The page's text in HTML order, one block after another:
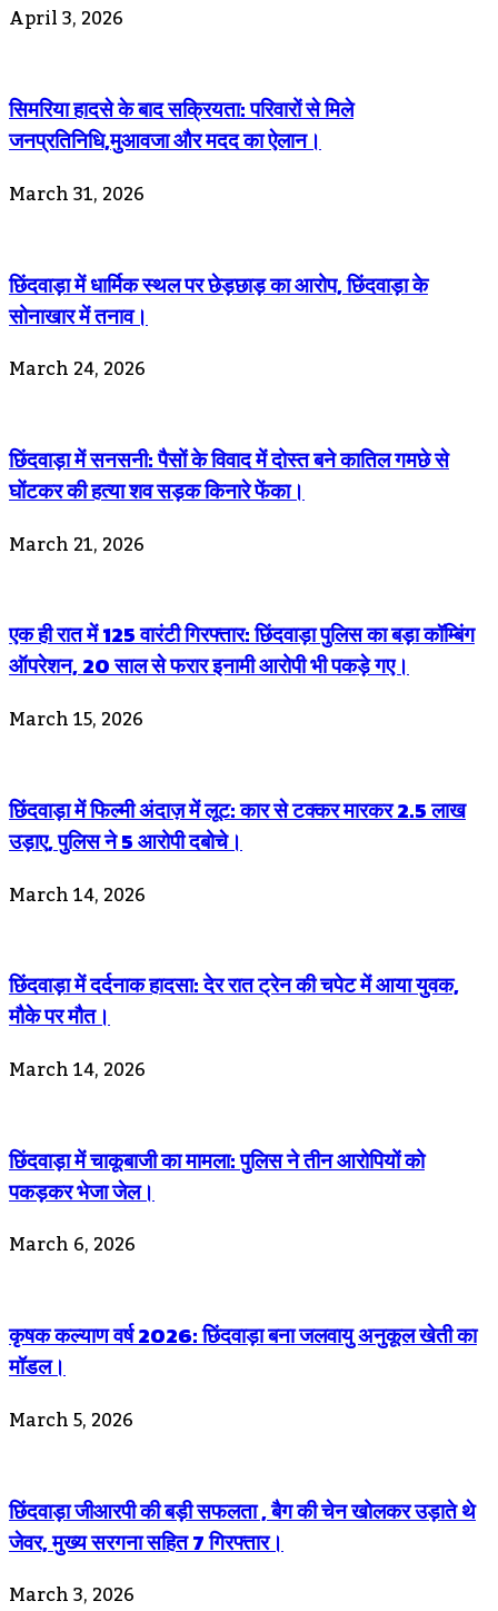
April 3, 2026
सिमरिया हादसे के बाद सक्रियता: परिवारों से मिले
जनप्रतिनिधि,मुआवजा और मदद का ऐलान।
March 31, 2026
छिंदवाड़ा में धार्मिक स्थल पर छेड़छाड़ का आरोप, छिंदवाड़ा के
सोनाखार में तनाव।
March 24, 2026
छिंदवाड़ा में सनसनी: पैसों के विवाद में दोस्त बने कातिल गमछे से
घोंटकर की हत्या शव सड़क किनारे फेंका।
March 21, 2026
एक ही रात में 125 वारंटी गिरफ्तार: छिंदवाड़ा पुलिस का बड़ा कॉम्बिंग
ऑपरेशन, 20 साल से फरार इनामी आरोपी भी पकड़े गए।
March 15, 2026
छिंदवाड़ा में फिल्मी अंदाज़ में लूट: कार से टक्कर मारकर 2.5 लाख
उड़ाए, पुलिस ने 5 आरोपी दबोचे।
March 14, 2026
छिंदवाड़ा में दर्दनाक हादसा: देर रात ट्रेन की चपेट में आया युवक,
मौके पर मौत।
March 14, 2026
छिंदवाड़ा में चाकूबाजी का मामला: पुलिस ने तीन आरोपियों को
पकड़कर भेजा जेल।
March 6, 2026
कृषक कल्याण वर्ष 2026: छिंदवाड़ा बना जलवायु अनुकूल खेती का
मॉडल।
March 5, 2026
छिंदवाड़ा जीआरपी की बड़ी सफलता , बैग की चेन खोलकर उड़ाते थे
जेवर, मुख्य सरगना सहित 7 गिरफ्तार।
March 3, 2026